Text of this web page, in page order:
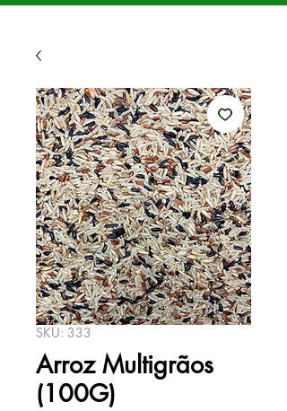
SKU: 333
Arroz Multigrãos
(100G)